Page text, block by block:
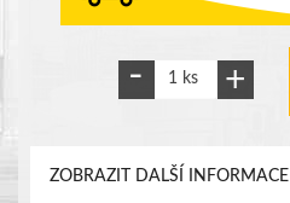
ZOBRAZIT DALŠÍ INFORMACE